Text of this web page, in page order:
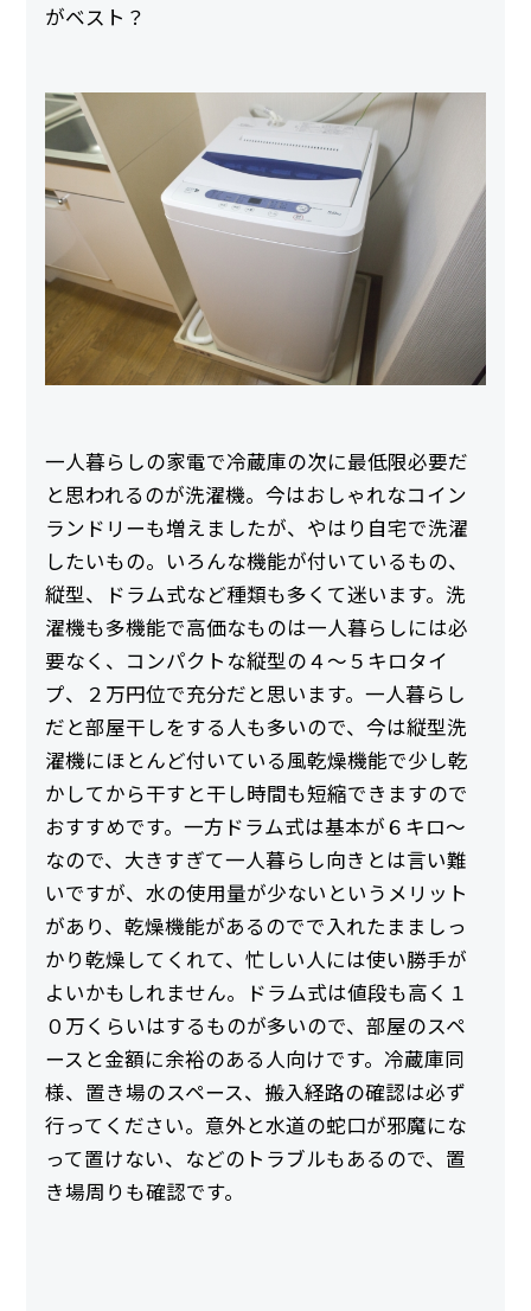
がベスト？
一人暮らしの家電で冷蔵庫の次に最低限必要だ
と思われるのが洗濯機。今はおしゃれなコイン
ランドリーも増えましたが、やはり自宅で洗濯
したいもの。いろんな機能が付いているもの、
縦型、ドラム式など種類も多くて迷います。洗
濯機も多機能で高価なものは一人暮らしには必
要なく、コンパクトな縦型の４～５キロタイ
プ、２万円位で充分だと思います。一人暮らし
だと部屋干しをする人も多いので、今は縦型洗
濯機にほとんど付いている風乾燥機能で少し乾
かしてから干すと干し時間も短縮できますので
おすすめです。一方ドラム式は基本が６キロ～
なので、大きすぎて一人暮らし向きとは言い難
いですが、水の使用量が少ないというメリット
があり、乾燥機能があるのでで入れたまましっ
かり乾燥してくれて、忙しい人には使い勝手が
よいかもしれません。ドラム式は値段も高く１
０万くらいはするものが多いので、部屋のスペ
ースと金額に余裕のある人向けです。冷蔵庫同
様、置き場のスペース、搬入経路の確認は必ず
行ってください。意外と水道の蛇口が邪魔にな
って置けない、などのトラブルもあるので、置
き場周りも確認です。